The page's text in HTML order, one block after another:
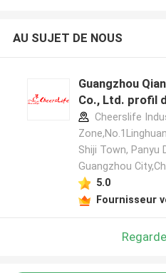
AU SUJET DE NOUS
Guangzhou
Co., Ltd. profil
Cheerslife
Shiji Town, Panyu
Guangzhou
5.0
Fournisseur